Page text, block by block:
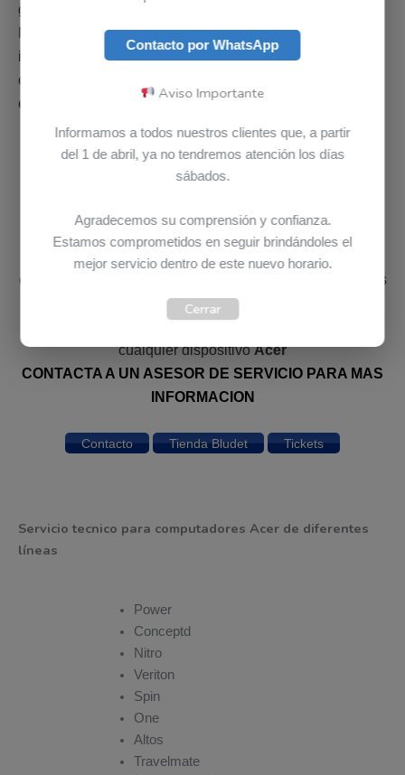
garantizados para computadores
Nuestros colaboradores están en la capacidad de
instalar, configurar o reparar cualquier parte de un
computador
en el país, es posible solicitarla bajo importación.
DIAGNOSTICO ACER COMPLETAMENTE GRATIS
En Bludet el diagnostico o la revisión no tiene ningún
costo, revisamos su computador
GRATIS. Ponemos
a su disposición un equipo de profesionales e
cualquier dispositivoAcer
CONTACTA A UN ASESOR DE SERVICIO PARA MAS
INFORMACION
Contacto Tienda Bludet Tickets
Servicio tecnico para computadores Acer de diferentes
líneas
Power
Conceptd
Nitro
Veriton
Spin
One
Altos
Travelmate
Contacto por WhatsApp
Aviso Importante
Informamos a todos nuestros clientes que, a partir
del 1 de abril, ya no tendremos atención los días
sábados.
Agradecemos su comprensión y confianza.
Estamos comprometidos en seguir brindándoles el
mejor servicio dentro de este nuevo horario.
Cerrar